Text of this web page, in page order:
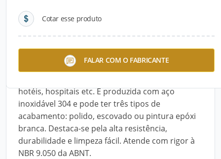
Cotar esse produto
FALAR COM O FABRICANTE
Descrição do Produto
A Barra de Apoio em L, da Knox, foi desenvolvida
para banheiros usados por pessoas com
hotéis, hospitais etc. É produzida com aço
inoxidável 304 e pode ter três tipos de
acabamento: polido, escovado ou pintura epóxi
branca. Destaca-se pela alta resistência,
durabilidade e limpeza fácil. Atende com rigor à
NBR 9.050 da ABNT.